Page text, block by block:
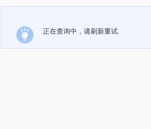
正在查询中，请刷新重试